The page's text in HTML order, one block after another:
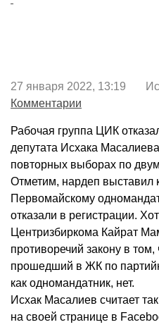
27 января 2022, 13:19
Комментарии
Рабочая группа ЦИК
депутата Исхака
повторных выборах по
Отметим, нардеп выставил
Первомайскому
отказали в регистрации.
Центризбиркома Кайрат
противоречий закону в
прошедший в ЖК по
как одномандатник, нет.
Исхак Масалиев считает
на своей странице в